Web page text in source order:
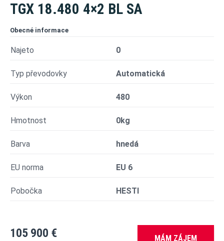
TGX 18.480 4×2 BL SA
Obecné informace
Najeto 0
Typ převodovky Automatická
Výkon 480
Hmotnost 0kg
Barva hnedá
EU norma EU 6
Pobočka HESTI
105 900 € MÁM ZÁJEM